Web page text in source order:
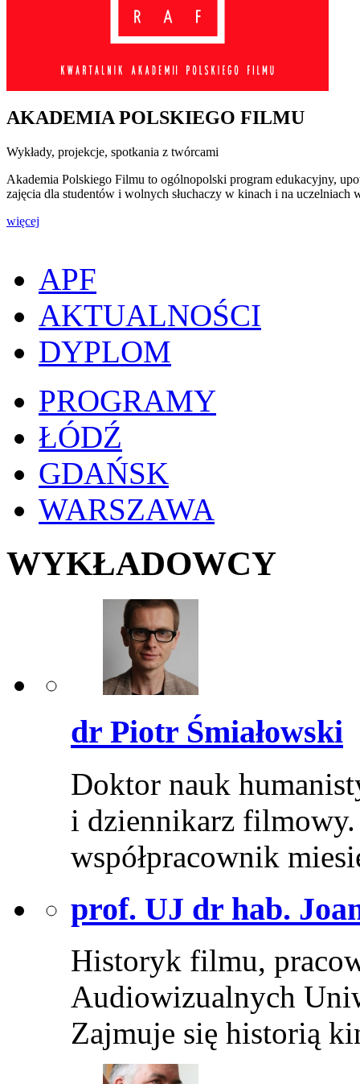
AKADEMIA POLSKIEGO FILMU
Wykłady, projekcje, spotkania z twórcami
Akademia Polskiego Filmu to ogólnopolski program edukacyjny,
zajęcia dla studentów i wolnych słuchaczy w kinach i na
więcej
APF
AKTUALNOŚCI
DYPLOM
PROGRAMY
ŁÓDŹ
GDAŃSK
WARSZAWA
WYKŁADOWCY
dr Piotr Śmiałowski
Doktor nauk
i dziennikarz filmowy.
współpracownik
prof. UJ dr hab.
Historyk filmu,
Audiowizualnych
Zajmuje się historią